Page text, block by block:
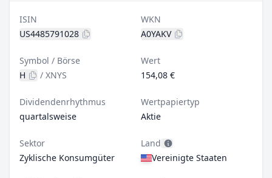
ISIN
US4485791028
WKN
A0YAKV
Symbol / Börse
H
/ XNYS
Wert
154,08 €
Dividendenrhythmus
quartalsweise
Wertpapiertyp
Aktie
Sektor
Zyklische Konsumgüter
Land
Vereinigte Staaten